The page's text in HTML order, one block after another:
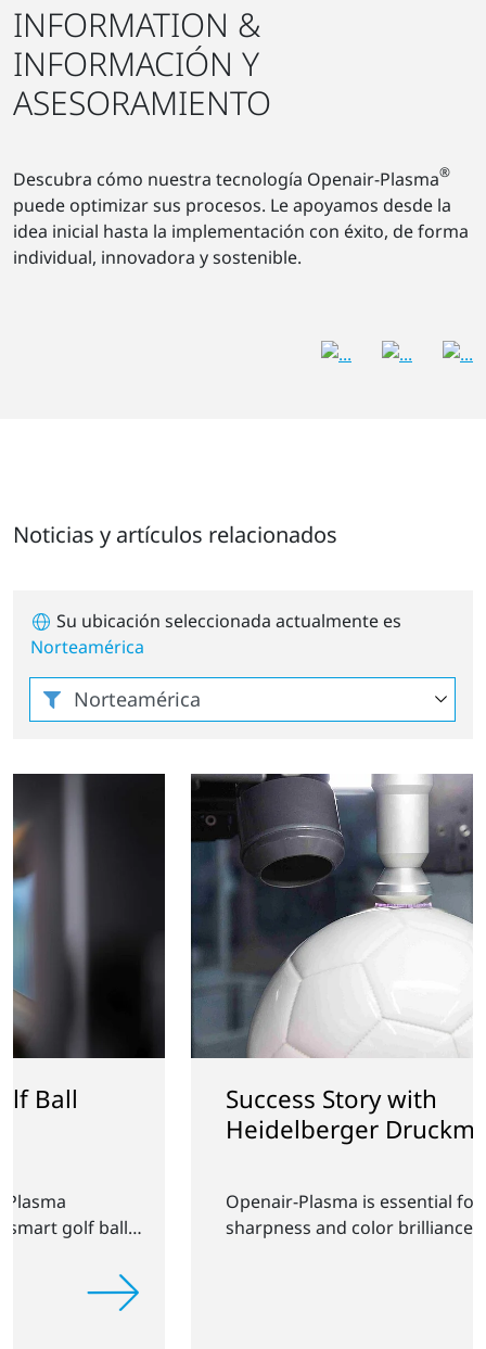
INFORMATION &
INFORMACIÓN Y
ASESORAMIENTO
Descubra cómo nuestra tecnología Openair-Plasma®
puede optimizar sus procesos. Le apoyamos desde la
idea inicial hasta la implementación con éxito, de forma
individual, innovadora y sostenible.
Noticias y artículos relacionados
Su ubicación seleccionada actualmente es
Norteamérica
Success Story with
Heidelberger Druckmaschinen
Openair-Plasma is essential for adhesion,
sharpness and color brilliance.